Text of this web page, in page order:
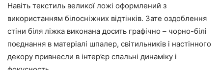
Навіть текстиль великої ложі оформлений з
використанням білосніжних відтінків. Зате оздоблення
стіни біля ліжка виконана досить графічно – чорно-білі
поєднання в матеріалі шпалер, світильників і настінного
декору привнесли в інтер’єр спальні динаміку і